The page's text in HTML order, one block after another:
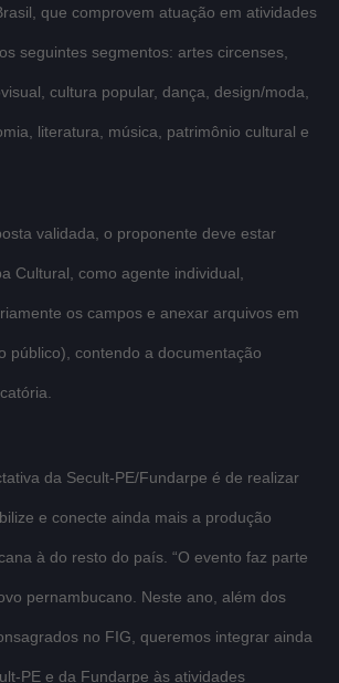
que comprovem atuação em atividades
seguintes segmentos: artes circenses,
cultura popular, dança, design/moda,
literatura, música, patrimônio cultural e
validada, o proponente deve estar
Cultural, como agente individual,
os campos e anexar arquivos em
público), contendo a documentação
da Secult-PE/Fundarpe é de realizar
e conecte ainda mais a produção
à do resto do país. “O evento faz parte
pernambucano. Neste ano, além dos
no FIG, queremos integrar ainda
PE e da Fundarpe às atividades